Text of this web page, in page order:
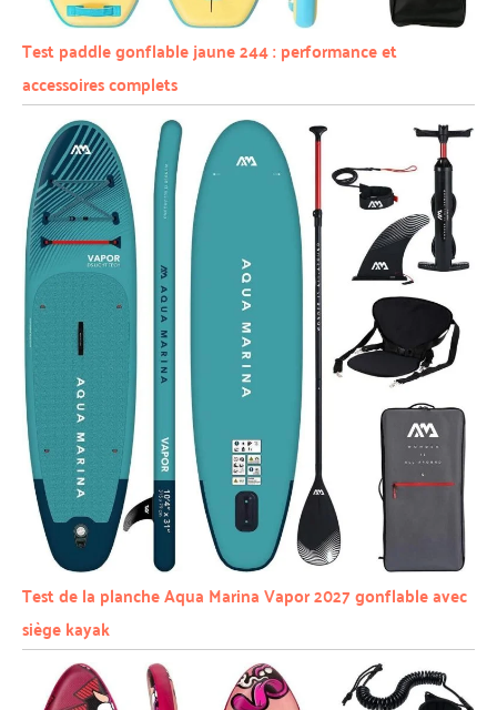
Test paddle gonflable jaune 244 : performance et
accessoires complets
Test de la planche Aqua Marina Vapor 2027 gonflable avec
siège kayak